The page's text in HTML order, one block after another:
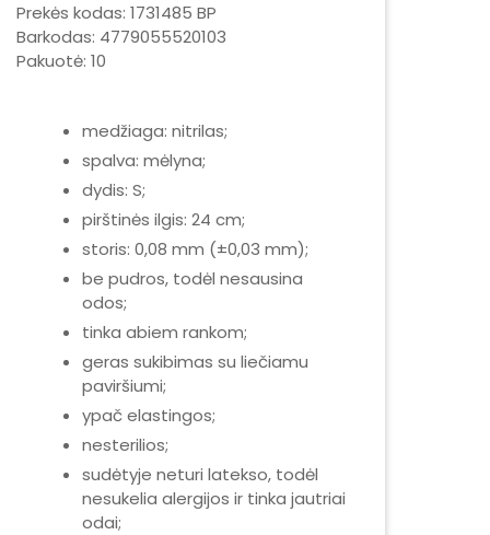
Prekės kodas: 1731485 BP
Barkodas: 4779055520103
Pakuotė: 10
medžiaga: nitrilas;
spalva: mėlyna;
dydis: S;
pirštinės ilgis: 24 cm;
storis: 0,08 mm (±0,03 mm);
be pudros, todėl nesausina
odos;
tinka abiem rankom;
geras sukibimas su liečiamu
paviršiumi;
ypač elastingos;
nesterilios;
sudėtyje neturi latekso, todėl
nesukelia alergijos ir tinka jautriai
odai;